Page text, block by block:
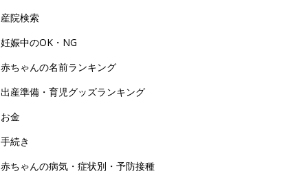
産院検索
妊娠中のOK・NG
赤ちゃんの名前ランキング
出産準備・育児グッズランキング
お金
手続き
赤ちゃんの病気・症状別・予防接種